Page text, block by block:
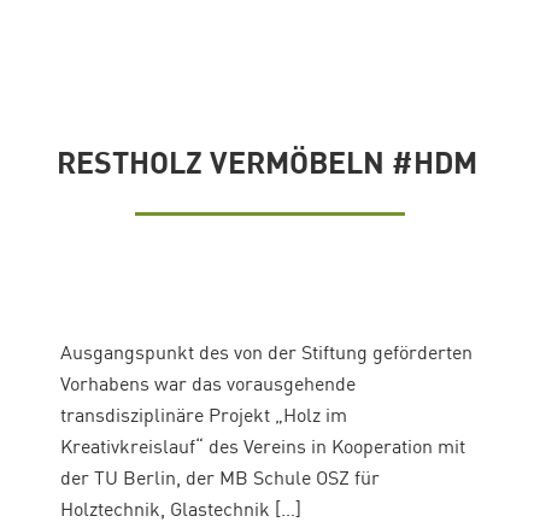
RESTHOLZ VERMÖBELN #HDM
Ausgangspunkt des von der Stiftung geförderten
Vorhabens war das vorausgehende
transdisziplinäre Projekt „Holz im
Kreativkreislauf“ des Vereins in Kooperation mit
der TU Berlin, der MB Schule OSZ für
Holztechnik, Glastechnik […]